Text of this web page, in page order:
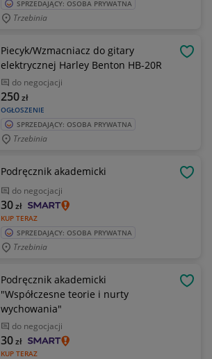
SPRZEDAJĄCY: OSOBA PRYWATNA
Trzebinia
Piecyk/Wzmacniacz do gitary
elektrycznej Harley Benton HB-20R
do negocjacji
OGŁOSZENIE
250zł
SPRZEDAJĄCY: OSOBA PRYWATNA
Trzebinia
Podręcznik akademicki
do negocjacji
KUP TERAZ
30zł
SPRZEDAJĄCY: OSOBA PRYWATNA
Trzebinia
Podręcznik akademicki
"Współczesne teorie i nurty
wychowania"
do negocjacji
KUP TERAZ
30zł